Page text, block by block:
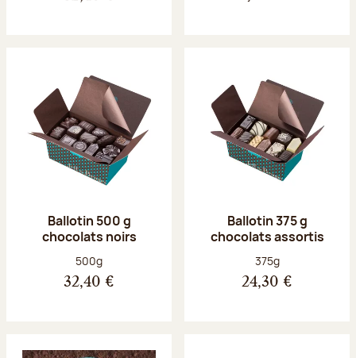
Ballotin 500 g
chocolats noirs
Poids net :
500g
32,40 €
Ballotin 375 g
chocolats assortis
Poids net :
375g
24,30 €